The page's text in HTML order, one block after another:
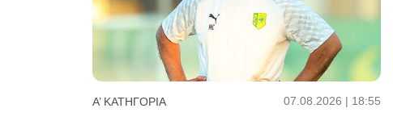
Α’ ΚΑΤΗΓΟΡΊΑ 07.08.2026 | 18:55